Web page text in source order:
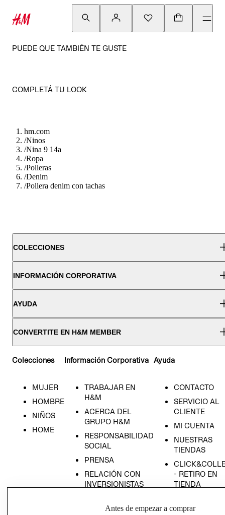
PUEDE QUE TAMBIÉN TE GUSTE
COMPLETÁ TU LOOK
hm.com
/Ninos
/Nina 9 14a
/Ropa
/Polleras
/Denim
/Pollera denim con tachas
COLECCIONES
INFORMACIÓN CORPORATIVA
AYUDA
CONVERTITE EN H&M MEMBER
Colecciones
MUJER
HOMBRE
NIÑOS
HOME
Información Corporativa
TRABAJAR EN
H&M
ACERCA DEL
GRUPO H&M
RESPONSABILIDAD
SOCIAL
PRENSA
RELACIÓN CON
INVERSIONISTAS
EMPRESARIAL
Ayuda
CONTACTO
SERVICIO AL
CLIENTE
MI CUENTA
NUESTRAS
TIENDAS
- RETIRO EN
TIENDA
CONDICIONES
Antes de empezar a comprar